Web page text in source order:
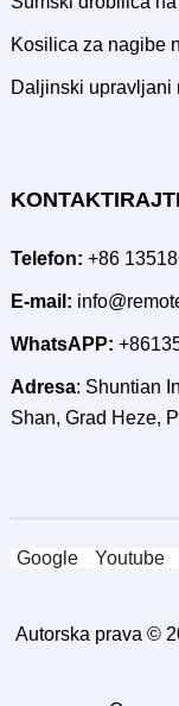
Kosilica za nagibe
Daljinski upravljani
Telefon: +86
E-mail:
WhatsAPP:
Adresa: Shuntian
Shan, Grad Heze,
Google Youtube
Autorska prava ©